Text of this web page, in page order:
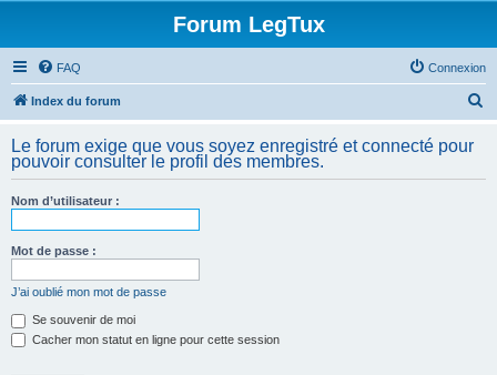
Forum LegTux
FAQ Connexion
Index du forum
h
Le forum exige que vous soyez enregistré et connecté pour
pouvoir consulter le profil des membres.
Nom d’utilisateur :
Mot de passe :
J’ai oublié mon mot de passe
Se souvenir de moi
Cacher mon statut en ligne pour cette session